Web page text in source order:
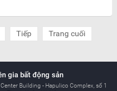
Tiếp Trang cuối
gia bất động sản
Building - Hapulico Complex, số 1